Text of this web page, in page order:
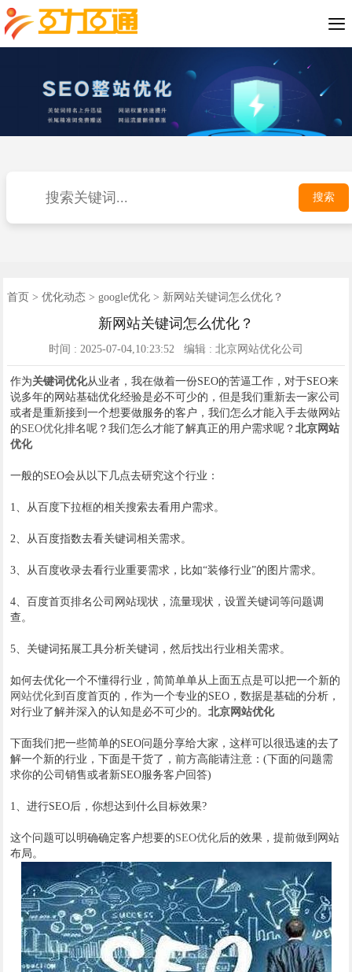

搜索
首页 > 优化动态> google优化> 新网站关键词怎么优化？
新网站关键词怎么优化？
时间 : 2025-07-04,10:23:52 编辑 : 北京网站优化公司
作为关键词优化从业者，我在做着一份SEO的苦逼工作，对于SEO来
说多年的网站基础优化经验是必不可少的，但是我们重新去一家公司
或者是重新接到一个想要做服务的客户，我们怎么才能入手去做网站
的SEO优化排名呢？我们怎么才能了解真正的用户需求呢？北京网站
优化
一般的SEO会从以下几点去研究这个行业：
1、从百度下拉框的相关搜索去看用户需求。
2、从百度指数去看关键词相关需求。
3、从百度收录去看行业重要需求，比如“装修行业”的图片需求。
4、百度首页排名公司网站现状，流量现状，设置关键词等问题调
查。
5、关键词拓展工具分析关键词，然后找出行业相关需求。
如何去优化一个不懂得行业，简简单单从上面五点是可以把一个新的
网站优化到百度首页的，作为一个专业的SEO，数据是基础的分析，
对行业了解并深入的认知是必不可少的。北京网站优化
下面我们把一些简单的SEO问题分享给大家，这样可以很迅速的去了
解一个新的行业，下面是干货了，前方高能请注意：(下面的问题需
求你的公司销售或者新SEO服务客户回答)
1、进行SEO后，你想达到什么目标效果?
这个问题可以明确确定客户想要的SEO优化后的效果，提前做到网站
布局。